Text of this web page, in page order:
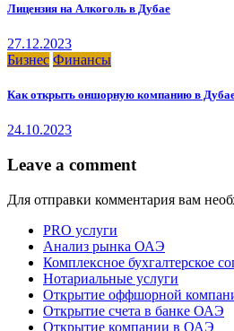
Лицензия на Алкоголь в Дубае
27.12.2023
Бизнес Финансы
Как открыть оншорную компанию в
24.10.2023
Leave a comment
Для отправки комментария вам
PRO услуги
Анализ рынка ОАЭ
Комплексное бухгалтерское
Нотариальные услуги
Открытие оффшорной
Открытие счета в банке ОАЭ
Открытие компании в ОАЭ